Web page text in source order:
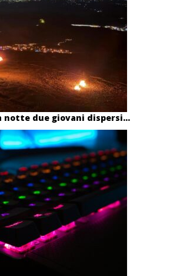
notte due giovani dispersi...